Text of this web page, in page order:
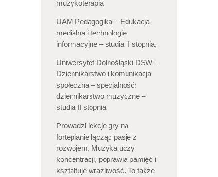
muzykoterapia
UAM Pedagogika – Edukacja
medialna i technologie
informacyjne – studia II stopnia,
Uniwersytet Dolnośląski DSW –
Dziennikarstwo i komunikacja
społeczna – specjalność:
dziennikarstwo muzyczne –
studia II stopnia
Prowadzi lekcje gry na
fortepianie łącząc pasje z
rozwojem. Muzyka uczy
koncentracji, poprawia pamięć i
kształtuje wrażliwość. To także